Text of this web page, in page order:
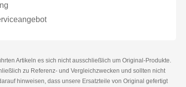
Artikeln es sich nicht ausschließlich um Original-Produkte.
zu Referenz- und Vergleichzwecken und sollten nicht
hinweisen, dass unsere Ersatzteile von Original gefertigt